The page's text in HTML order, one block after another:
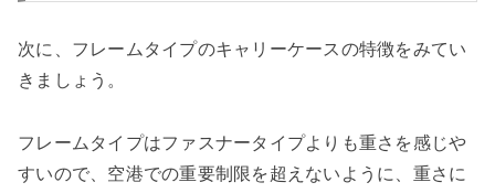
次に、フレームタイプのキャリーケースの特徴をみてい
きましょう。
フレームタイプはファスナータイプよりも重さを感じや
すいので、空港での重要制限を超えないように、重さに